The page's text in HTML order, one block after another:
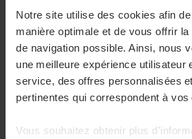
Notre site utilise des cookies afin
manière optimale et de vous offrir
de navigation possible. Ainsi, nous
une meilleure expérience utilisateur
service, des offres personnalisées
pertinentes qui correspondent à vos
Vous souhaitez obtenir plus
Qui a droit au congé de
Lire plus